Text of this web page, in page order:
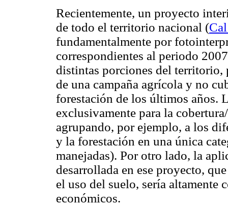
Recientemente, un proyecto
de todo el territorio nacional (
fundamentalmente por
correspondientes al periodo
distintas porciones del territorio,
de una campaña agrícola y no
forestación de los últimos años.
exclusivamente para la
agrupando, por ejemplo, a los
y la forestación en una única
manejadas). Por otro lado, la
desarrollada en ese proyecto,
el uso del suelo, sería altamente
económicos.